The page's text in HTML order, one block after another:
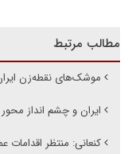
مطالب مرتبط
موشک‌های نقطه‌زن ایران
ایران و چشم انداز
کنعانی: منتظر اقدامات